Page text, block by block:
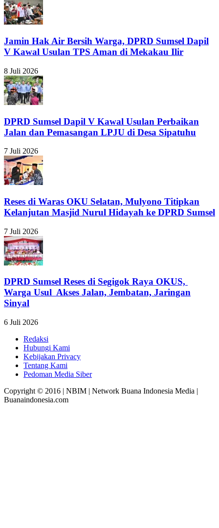
Jamin Hak Air Bersih Warga, DPRD Sumsel Dapil
V Kawal Usulan TPS Aman di Mekakau Ilir
8 Juli 2026
DPRD Sumsel Dapil V Kawal Usulan Perbaikan
Jalan dan Pemasangan LPJU di Desa Sipatuhu
7 Juli 2026
Reses di Waras OKU Selatan, Mulyono Titipkan
Kelanjutan Masjid Nurul Hidayah ke DPRD Sumsel
7 Juli 2026
DPRD Sumsel Reses di Segigok Raya OKUS,
Warga Usul Akses Jalan, Jembatan, Jaringan
Sinyal
6 Juli 2026
Redaksi
Hubungi Kami
Kebijakan Privacy
Tentang Kami
Pedoman Media Siber
Copyright © 2016 | NBIM | Network Buana Indonesia Media |
Buanaindonesia.com